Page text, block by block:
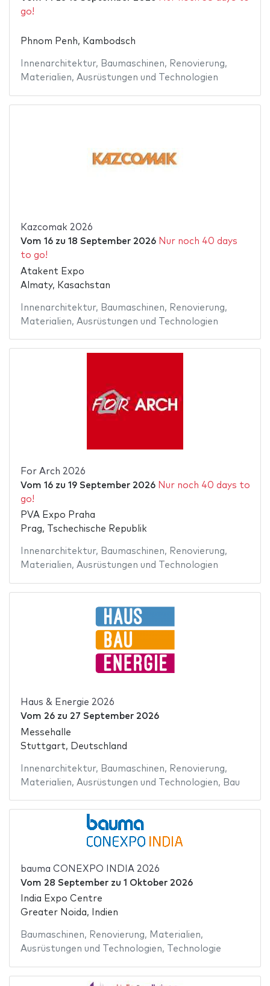
go!
Phnom Penh, Kambodsch
Innenarchitektur, Baumaschinen, Renovierung,
Materialien, Ausrüstungen und Technologien
Kazcomak 2026
Vom 16zu 18 September 2026 Nur noch 40 days
to go!
Atakent Expo
Almaty, Kasachstan
Innenarchitektur, Baumaschinen, Renovierung,
Materialien, Ausrüstungen und Technologien
For Arch 2026
Vom 16zu 19 September 2026 Nur noch 40 days to
go!
PVA Expo Praha
Prag, Tschechische Republik
Innenarchitektur, Baumaschinen, Renovierung,
Materialien, Ausrüstungen und Technologien
Haus & Energie 2026
Vom 26zu 27 September 2026
Messehalle
Stuttgart, Deutschland
Innenarchitektur, Baumaschinen, Renovierung,
Materialien, Ausrüstungen und Technologien, Bau
bauma CONEXPO INDIA 2026
Vom 28 Septemberzu 1 Oktober 2026
India Expo Centre
Greater Noida, Indien
Baumaschinen, Renovierung, Materialien,
Ausrüstungen und Technologien, Technologie